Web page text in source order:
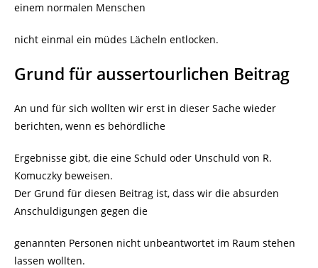
einem normalen Menschen
nicht einmal ein müdes Lächeln entlocken.
Grund für aussertourlichen Beitrag
An und für sich wollten wir erst in dieser Sache wieder
berichten, wenn es behördliche
Ergebnisse gibt, die eine Schuld oder Unschuld von R.
Komuczky beweisen.
Der Grund für diesen Beitrag ist, dass wir die absurden
Anschuldigungen gegen die
genannten Personen nicht unbeantwortet im Raum stehen
lassen wollten.